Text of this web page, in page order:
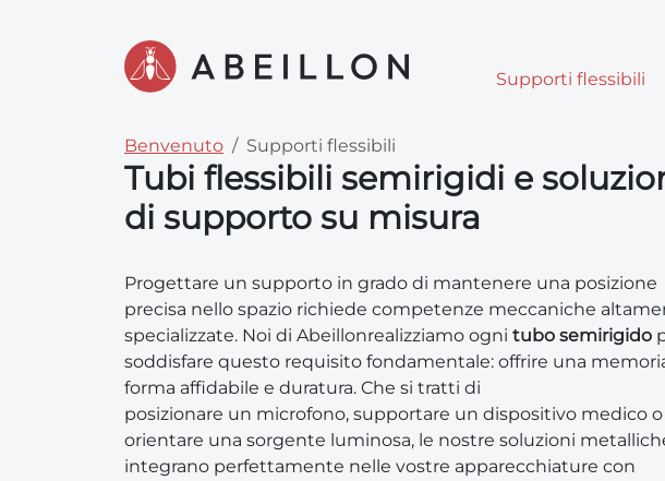
Supporti flessibili
Benvenuto Supporti flessibili
Tubi flessibili semirigidi e
di supporto su misura
Progettare un supporto in grado di mantenere una posizione
precisa nello spazio richiede competenze meccaniche
specializzate. Noi di Abeillonrealizziamo ogni tubo semirigido
soddisfare questo requisito fondamentale: offrire una
forma affidabile e duratura. Che si tratti di
posizionare un microfono, supportare un dispositivo medico o
orientare una sorgente luminosa, le nostre soluzioni
integrano perfettamente nelle vostre apparecchiature con